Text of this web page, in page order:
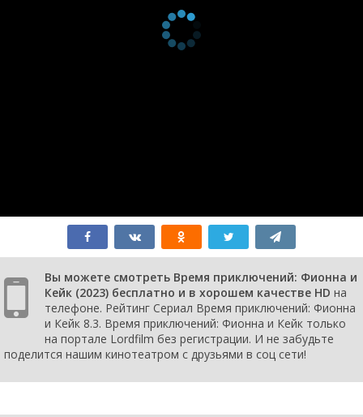
Вы можете смотреть Время приключений: Фионна и
Кейк (2023) бесплатно и в хорошем качестве HD на
телефоне. Рейтинг Сериал Время приключений: Фионна
и Кейк 8.3. Время приключений: Фионна и Кейк только
на портале Lordfilm без регистрации. И не забудьте
поделится нашим кинотеатром с друзьями в соц сети!